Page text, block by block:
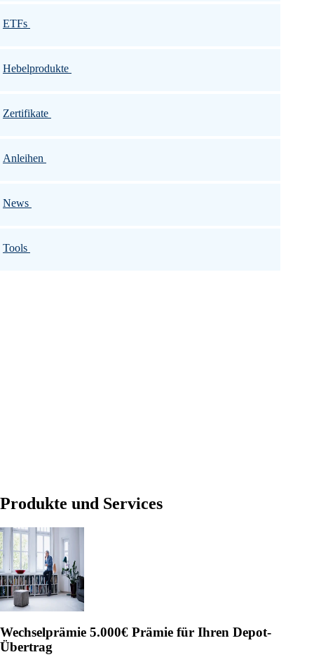
ETFs
Hebelprodukte
Zertifikate
Anleihen
News
Tools
Produkte und Services
Wechselprämie 5.000€ Prämie für Ihren Depot-
Übertrag